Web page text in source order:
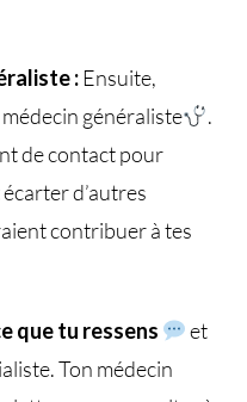
:Ensuite,
généraliste
.
de contact pour
d’autres
contribuer à tes
que tu ressens
et
Ton médecin